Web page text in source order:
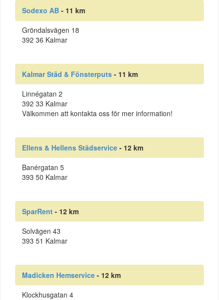
Sodexo AB - 11 km
Gröndalsvägen 18
392 36 Kalmar
Kalmar Städ & Fönsterputs - 11 km
Linnégatan 2
392 33 Kalmar
Välkommen att kontakta oss för mer information!
Ellens & Hellens Städservice - 12 km
Banérgatan 5
393 50 Kalmar
SparRent - 12 km
Solvägen 43
393 51 Kalmar
Madicken Hemservice - 12 km
Klockhusgatan 4